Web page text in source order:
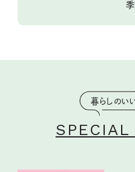
暮らしのい
SPECIAL